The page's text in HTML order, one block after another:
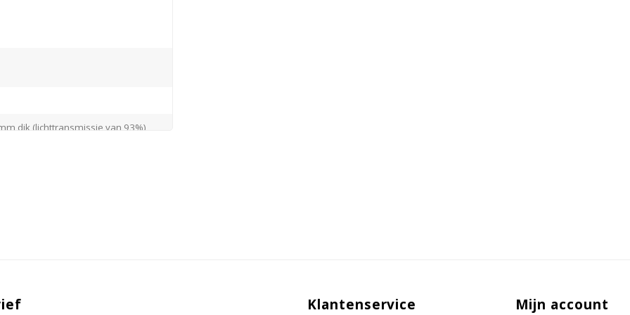
dik (lichttransmissie van 93%)
Klantenservice Mijn account